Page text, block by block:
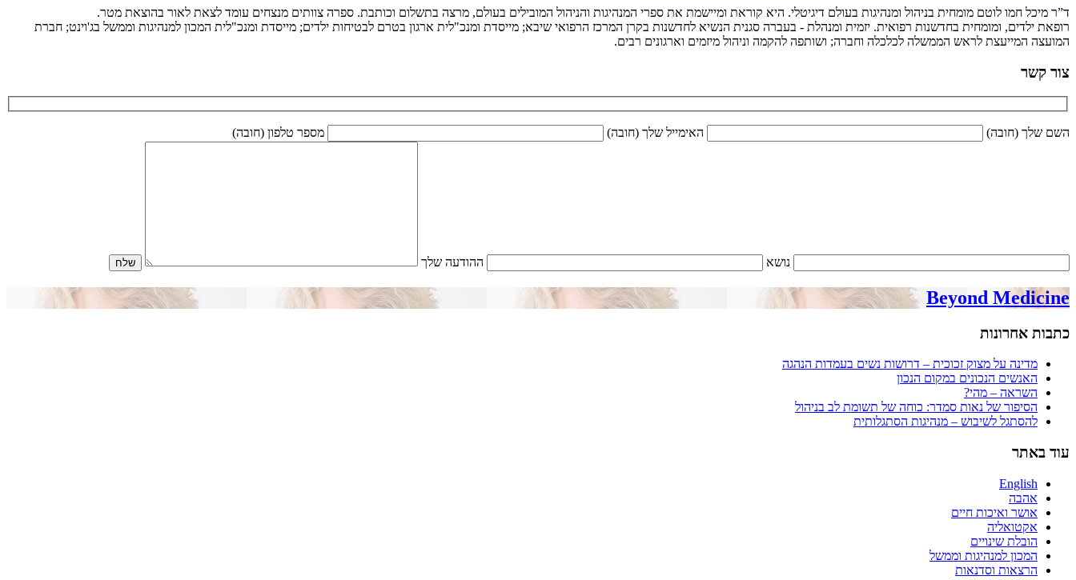
ד”ר מיכל חמו לוטם מומחית בניהול ומנהיגות בעולם דיגיטלי. היא קוראת ומיישמת את ספרי המנהיגות והניהול המובילים בעולם, מרצה בתשלום וכותבת. ספרה צוותים מנצחים עומד לצאת לאור בהוצאת מטר.
רופאת ילדים, ומומחית בחדשנות רפואית. יזמית ומנהלת - בעברה סגנית הנשיא לחדשנות בקרן המרכז הרפואי שיבא; מייסדת ומנכ"לית ארגון בטרם לבטיחות ילדים; מייסדת ומנכ"לית המכון למנהיגות וממשל בג'וינט; חברת
המועצה המייעצת לראש הממשלה לכלכלה וחברה; ושותפה להקמה וניהול מיזמים וארגונים רבים.
צור קשר
השם שלך (חובה) האימייל שלך (חובה) מספר טלפון (חובה)
נושא ההודעה שלך
Beyond Medicine
כתבות אחרונות
מדינה על מצוק זכוכית – דרושות נשים בעמדות הנהגה
האנשים הנכונים במקום הנכון
השראה – מהי?
הסיפור של נאות סמדר: כוחה של תשומת לב בניהול
להסתגל לשיבוש – מנהיגות הסתגלותית
עוד באתר
English
אהבה
אושר ואיכות חיים
אקטואליה
הובלת שינויים
המכון למנהיגות וממשל
הרצאות וסדנאות